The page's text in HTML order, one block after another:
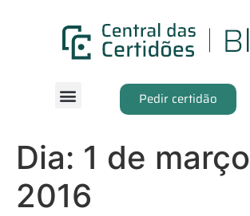
Pedir certidão
Dia: 1 de
2016